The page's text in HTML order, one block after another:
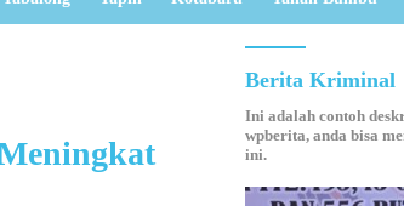
Berita Kriminal
Ini adalah contoh
wpberita, anda bisa
ini.